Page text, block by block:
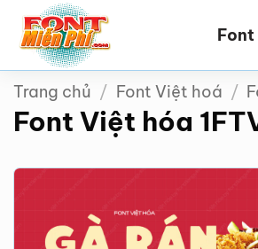
qua
dung
Font
Trang chủ / Font Việt hoá /
Font Việt hóa